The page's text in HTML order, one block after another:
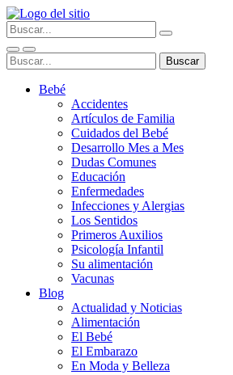
Bebé
Accidentes
Artículos de Familia
Cuidados del Bebé
Desarrollo Mes a Mes
Dudas Comunes
Educación
Enfermedades
Infecciones y Alergias
Los Sentidos
Primeros Auxilios
Psicología Infantil
Su alimentación
Vacunas
Blog
Actualidad y Noticias
Alimentación
El Bebé
El Embarazo
En Moda y Belleza